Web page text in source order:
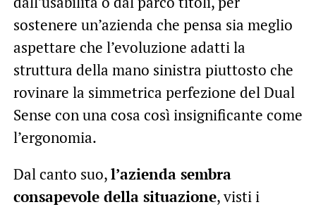
sostenere un’azienda che pensa sia meglio
aspettare che l’evoluzione adatti la
struttura della mano sinistra piuttosto che
rovinare la simmetrica perfezione del Dual
Sense con una cosa così insignificante come
l’ergonomia.
Dal canto suo,l’azienda sembra
consapevole della situazione, visti i